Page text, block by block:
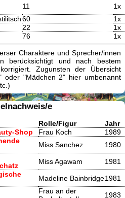
11
1x
60
1x
22
1x
76 1x
Charaktere und Sprecher/innen
berücksichtigt und nach bestem
Zugunsten der Übersicht
oder "Mädchen 2" hier umbenannt
e
Rolle/Figur
Jahr
Shop Frau Koch
1989
Miss Sanchez
1980
Miss Agawam
1981
Madeline Bainbridge1981
Frau an der
1983